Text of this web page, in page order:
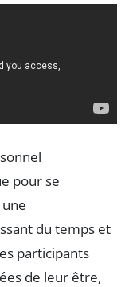
pour se
du temps et
participants
de leur être,